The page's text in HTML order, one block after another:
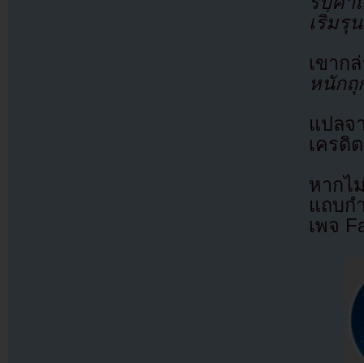
เริ่มรุ
เขา
หนักถุ
แปล
เครดิ
หากไ
แถบก
เพจ